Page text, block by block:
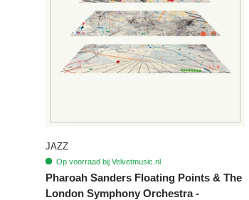
JAZZ
Op voorraad bij Velvetmusic.nl
Pharoah Sanders Floating Points & The
London Symphony Orchestra -